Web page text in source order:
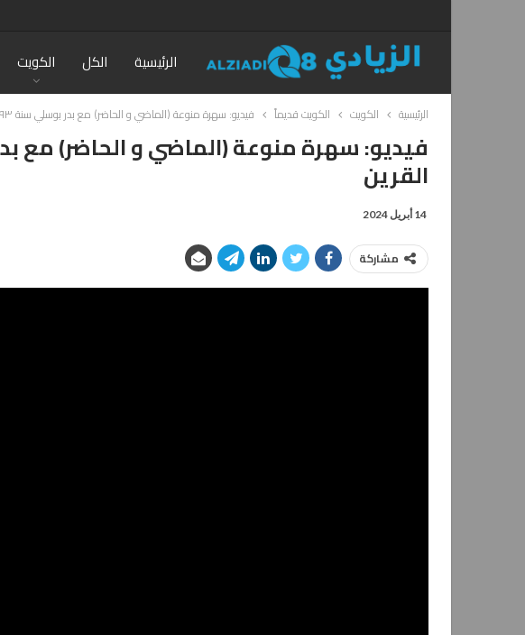
الرئيسية الكل الكويت
الرئيسية الكويت الكويت قديماً فيديو: سهرة منوعة (الماضي و الحاضر) مع بدر بوسلي سنة ١٩٩٣ عبر قناة القرين
القرين
14 أبريل 2024
مشاركة